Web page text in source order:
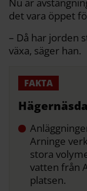
det vara öppet
– Då har jorden
växa, säger han.
Arninge
stora
vatten från
platsen.